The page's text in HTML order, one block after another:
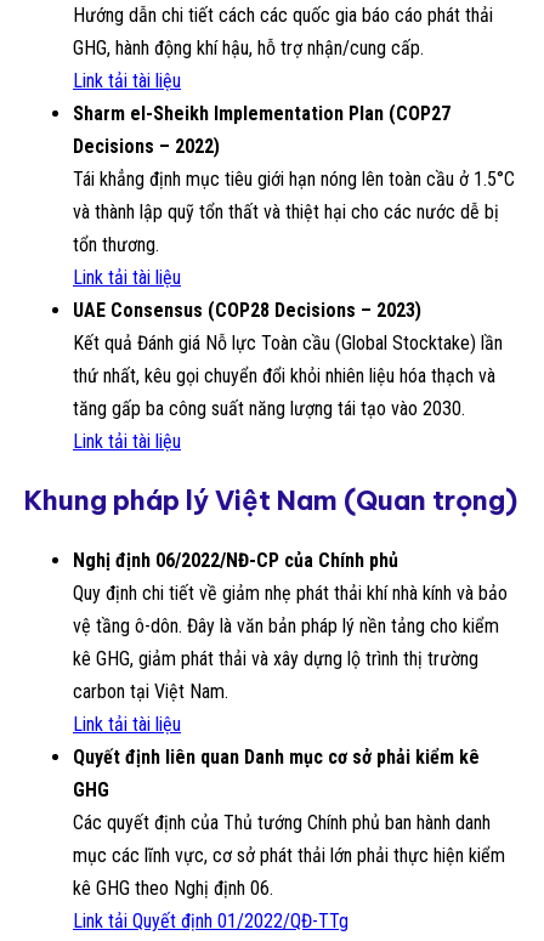
Hướng dẫn chi tiết cách các quốc gia báo cáo phát thải
GHG, hành động khí hậu, hỗ trợ nhận/cung cấp.
Link tải tài liệu
Sharm el-Sheikh Implementation Plan (COP27
Decisions – 2022)
Tái khẳng định mục tiêu giới hạn nóng lên toàn cầu ở 1.5°C
và thành lập quỹ tổn thất và thiệt hại cho các nước dễ bị
tổn thương.
Link tải tài liệu
UAE Consensus (COP28 Decisions – 2023)
Kết quả Đánh giá Nỗ lực Toàn cầu (Global Stocktake) lần
thứ nhất, kêu gọi chuyển đổi khỏi nhiên liệu hóa thạch và
tăng gấp ba công suất năng lượng tái tạo vào 2030.
Link tải tài liệu
Khung pháp lý Việt Nam (Quan trọng)
Nghị định 06/2022/NĐ-CP của Chính phủ
Quy định chi tiết về giảm nhẹ phát thải khí nhà kính và bảo
vệ tầng ô-dôn. Đây là văn bản pháp lý nền tảng cho kiểm
kê GHG, giảm phát thải và xây dựng lộ trình thị trường
carbon tại Việt Nam.
Link tải tài liệu
Quyết định liên quan Danh mục cơ sở phải kiểm kê
GHG
Các quyết định của Thủ tướng Chính phủ ban hành danh
mục các lĩnh vực, cơ sở phát thải lớn phải thực hiện kiểm
kê GHG theo Nghị định 06.
Link tải Quyết định 01/2022/QĐ-TTg